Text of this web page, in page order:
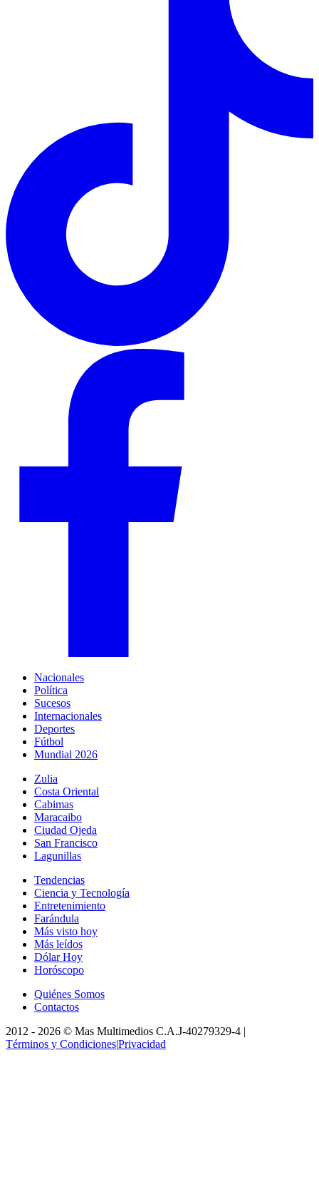
Nacionales
Política
Sucesos
Internacionales
Deportes
Fútbol
Mundial 2026
Zulia
Costa Oriental
Cabimas
Maracaibo
Ciudad Ojeda
San Francisco
Lagunillas
Tendencias
Ciencia y Tecnología
Entretenimiento
Farándula
Más visto hoy
Más leídos
Dólar Hoy
Horóscopo
Quiénes Somos
Contactos
2012 - 2026 © Mas Multimedios C.A.J-40279329-4 |
Términos y Condiciones|Privacidad